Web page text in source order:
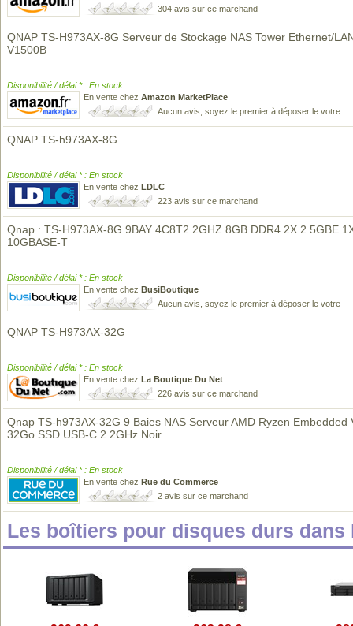
304 avis sur ce marchand
QNAP TS-H973AX-8G Serveur de Stockage NAS Tower Ethernet/
V1500B
Disponibilité / délai * : En stock
En vente chez Amazon MarketPlace
Aucun avis, soyez le premier à déposer le votre
QNAP TS-h973AX-8G
Disponibilité / délai * : En stock
En vente chez LDLC
223 avis sur ce marchand
Qnap : TS-H973AX-8G 9BAY 4C8T2.2GHZ 8GB DDR4 2X 2.5GBE
10GBASE-T
Disponibilité / délai * : En stock
En vente chez BusiBoutique
Aucun avis, soyez le premier à déposer le votre
QNAP TS-H973AX-32G
Disponibilité / délai * : En stock
En vente chez La Boutique Du Net
226 avis sur ce marchand
Qnap TS-h973AX-32G 9 Baies NAS Serveur AMD Ryzen Embedded
32Go SSD USB-C 2.2GHz Noir
Disponibilité / délai * : En stock
En vente chez Rue du Commerce
2 avis sur ce marchand
Les boîtiers pour disques durs dans